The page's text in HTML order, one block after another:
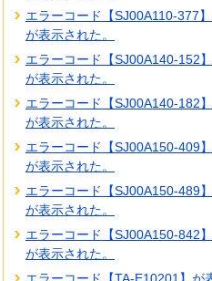
エラーコード【SJ00A110-377】
が表示された。
エラーコード【SJ00A140-152】
が表示された。
エラーコード【SJ00A140-182】
が表示された。
エラーコード【SJ00A150-409】
が表示された。
エラーコード【SJ00A150-489】
が表示された。
エラーコード【SJ00A150-842】
が表示された。